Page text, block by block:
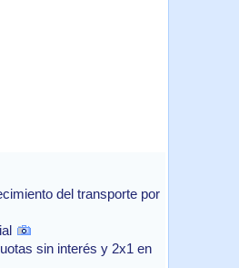
del transporte por
sin interés y 2x1 en